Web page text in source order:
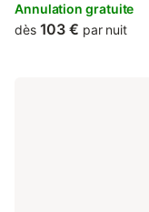
km from Haute
Annulation gratuite
dès 103 € par nuit